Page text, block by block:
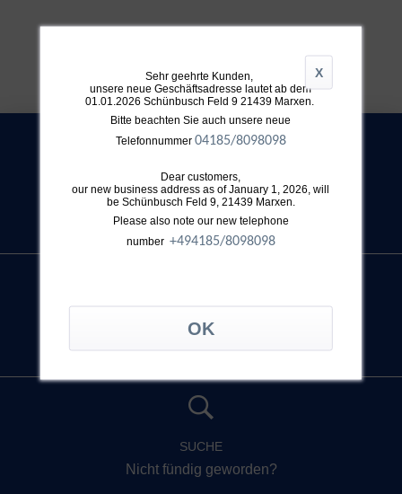
X
Sehr geehrte Kunden,
unsere neue Geschäftsadresse lautet ab dem
01.01.2026 Schünbusch Feld 9 21439 Marxen.
Bitte beachten Sie auch unsere neue
Telefonnummer 04185/8098098
Dear customers,
our new business address as of January 1, 2026, will
be Schünbusch Feld 9, 21439 Marxen.
Please also note our new telephone
number +494185/8098098
KONTAKT
Jetzt anfrage stellen >
TELEFON
SUCHE
Nicht fündig geworden?